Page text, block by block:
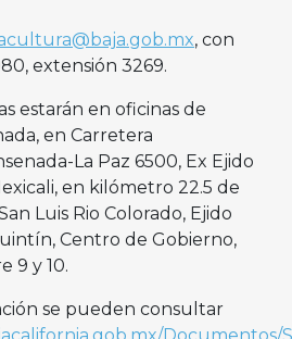
, con
extensión 3269.
estarán en oficinas de
en Carretera
La Paz 6500, Ex Ejido
en kilómetro 22.5 de
Luis Rio Colorado, Ejido
Centro de Gobierno,
9 y 10.
se pueden consultar